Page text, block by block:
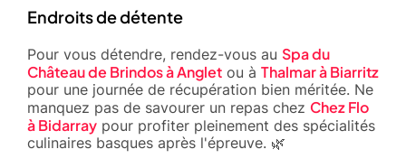
Endroits de détente
Pour vous détendre, rendez-vous au Spa du
Château de Brindos à Anglet ou à Thalmar à Biarritz
pour une journée de récupération bien méritée. Ne
manquez pas de savourer un repas chez Chez Flo
à Bidarray pour profiter pleinement des spécialités
culinaires basques après l'épreuve. 🌿